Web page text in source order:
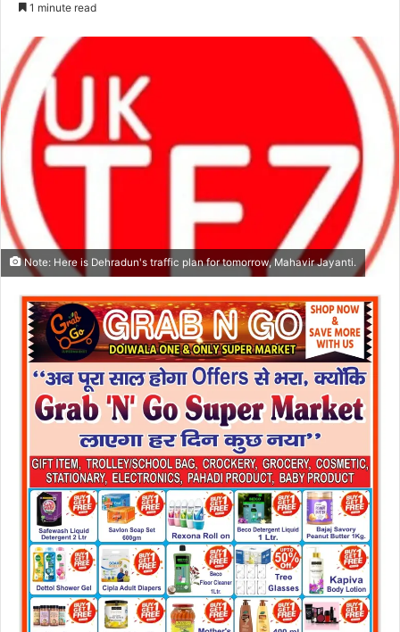
d
m
a
i
1 minute read
Note: Here is Dehradun's traffic plan for tomorrow, Mahavir Jayanti.